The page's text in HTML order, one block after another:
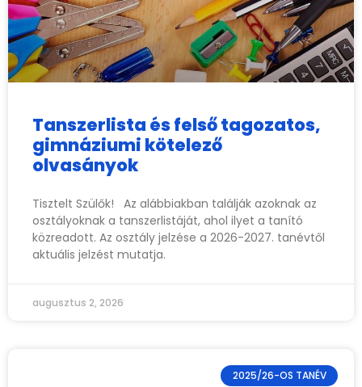
Tanszerlista és felső tagozatos,
gimnáziumi kötelező
olvasányok
Tisztelt Szülők! Az alábbiakban találják azoknak az
osztályoknak a tanszerlistáját, ahol ilyet a tanító
közreadott. Az osztály jelzése a 2026-2027. tanévtől
aktuális jelzést mutatja.
augusztus 2, 2026
2025/26-OS TANÉV